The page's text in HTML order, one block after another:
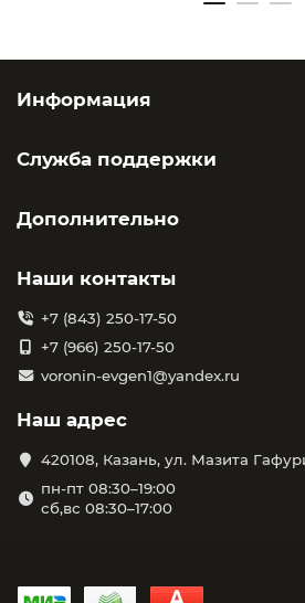
Информация
Служба поддержки
Дополнительно
Наши контакты
+7 (843) 250-17-50
+7 (966) 250-17-50
voronin-evgen1@yandex.ru
Наш адрес
420108, Казань, ул. Мазита
пн-пт 08:30–19:00
сб,вс 08:30–17:00